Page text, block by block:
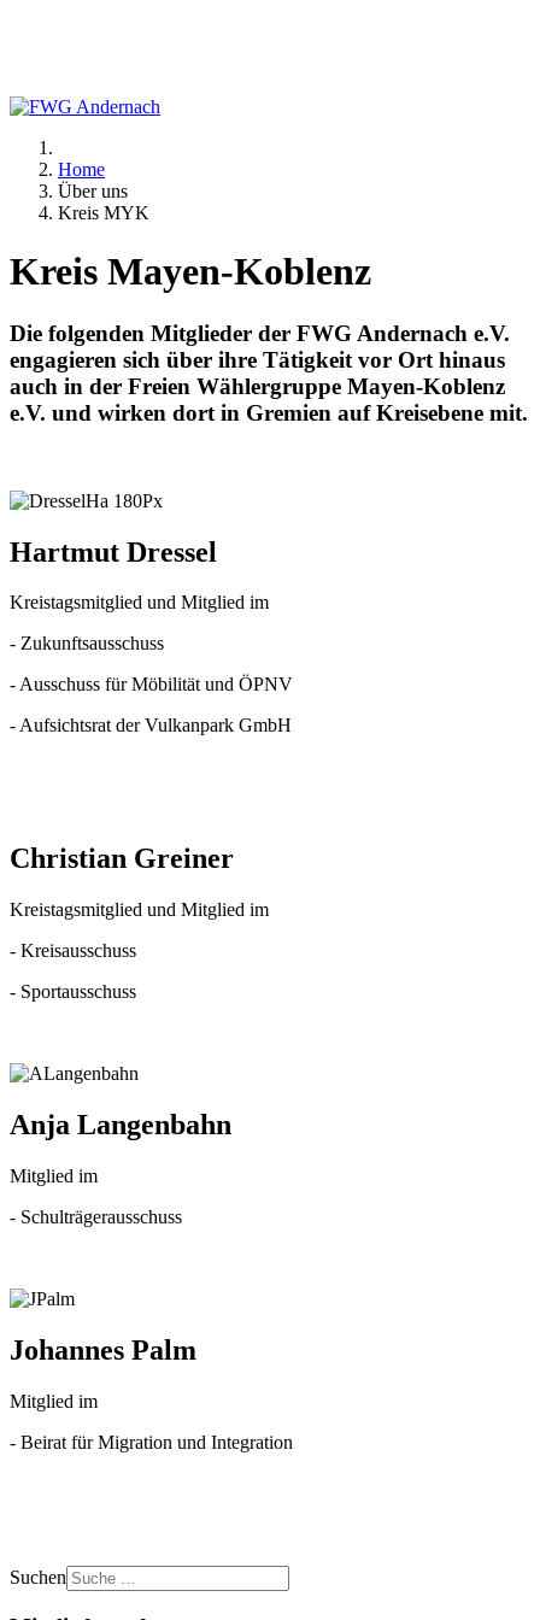
Home
Über uns
Kreis MYK
Kreis Mayen-Koblenz
Die folgenden Mitglieder der FWG Andernach e.V.
engagieren sich über ihre Tätigkeit vor Ort hinaus
auch in der Freien Wählergruppe Mayen-Koblenz
e.V. und wirken dort in Gremien auf Kreisebene mit.
Hartmut Dressel
Kreistagsmitglied und Mitglied im
- Zukunftsausschuss
- Ausschuss für Möbilität und ÖPNV
- Aufsichtsrat der Vulkanpark GmbH
Christian Greiner
Kreistagsmitglied und Mitglied im
- Kreisausschuss
- Sportausschuss
Anja Langenbahn
Mitglied im
- Schulträgerausschuss
Johannes Palm
Mitglied im
- Beirat für Migration und Integration
Suchen